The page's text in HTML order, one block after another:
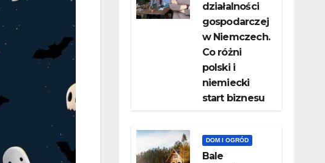
działalności
gospodarczej
w Niemczech.
Co różni
polski i
niemiecki
start biznesu
DOM I OGRÓD
Bale